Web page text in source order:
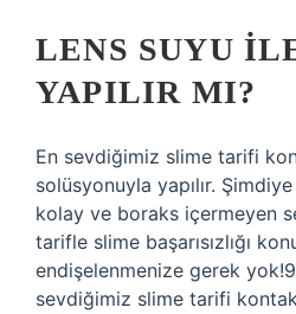
LENS SUYU
YAPILIR MI?
En sevdiğimiz slime tarifi
solüsyonuyla yapılır.
kolay ve boraks içermeyen
tarifle slime başarısızlığı
endişelenmenize gerek
sevdiğimiz slime tarifi